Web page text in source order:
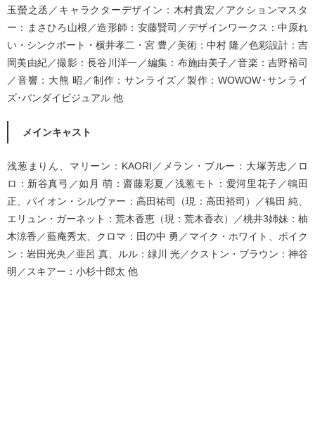
玉螢之丞／キャラクターデザイン：木村貴宏／アクションマスタ
ー：まさひろ山根／造形師：安藤賢司／デザインワークス：中原れ
い・シンクポート・横井孝二・宮 豊／美術：中村 隆／色彩設計：吉
岡美由紀／撮影：長谷川洋一／編集：布施由美子／音楽：吉野裕司
／音響：大熊 昭／制作：サンライズ／製作：WOWOW･サンライ
ズ･バンダイビジュアル 他
メインキャスト
浅葱まりん、マリーン：KAORI／メラン・ブルー：大塚芳忠／ロ
ロ：新谷真弓／如月 萌：齋藤彩夏／浅葱モト：愛河里花子／鴾田
正、パイオン・シルヴァー：高田祐司（現：高田裕司）／鴾田 純、
エリュン・ガーネット：荒木香恵（現：荒木香衣）／桃井3姉妹：柚
木涼香／藍庵秀太、クロマ：田の中 勇／マイク・ホワイト、ポイク
ン：岩田光央／亜呂 真、ルル：緑川 光／クストン・ブラウン：神谷
明／スキアー：小杉十郎太 他